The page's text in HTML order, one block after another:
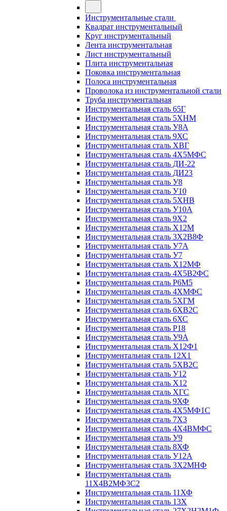
Инструментальные стали
Квадрат инструментальный
Круг инструментальный
Лента инструментальная
Лист инструментальный
Плита инструментальная
Поковка инструментальная
Полоса инструментальная
Проволока из инструментальной стали
Труба инструментальная
Инструментальная сталь 65Г
Инструментальная сталь 5ХНМ
Инструментальная сталь У8А
Инструментальная сталь 9ХС
Инструментальная сталь ХВГ
Инструментальная сталь 4Х5МФС
Инструментальная сталь ДИ-22
Инструментальная сталь ДИ23
Инструментальная сталь У8
Инструментальная сталь У10
Инструментальная сталь 5ХНВ
Инструментальная сталь У10А
Инструментальная сталь 9Х2
Инструментальная сталь Х12М
Инструментальная сталь 3Х2В8Ф
Инструментальная сталь У7А
Инструментальная сталь У7
Инструментальная сталь Х12МФ
Инструментальная сталь 4Х5В2ФС
Инструментальная сталь Р6М5
Инструментальная сталь 4ХМФС
Инструментальная сталь 5ХГМ
Инструментальная сталь 6ХВ2С
Инструментальная сталь 6ХС
Инструментальная сталь Р18
Инструментальная сталь У9А
Инструментальная сталь Х12Ф1
Инструментальная сталь 12Х1
Инструментальная сталь 5ХВ2С
Инструментальная сталь У12
Инструментальная сталь Х12
Инструментальная сталь ХГС
Инструментальная сталь 9ХФ
Инструментальная сталь 4Х5МФ1С
Инструментальная сталь 7Х3
Инструментальная сталь 4Х4ВМФС
Инструментальная сталь У9
Инструментальная сталь 8ХФ
Инструментальная сталь У12А
Инструментальная сталь 3Х2МНФ
Инструментальная сталь
11Х4В2МФ3С2
Инструментальная сталь 11ХФ
Инструментальная сталь 13Х